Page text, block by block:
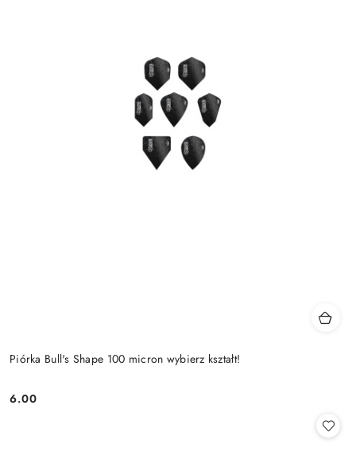
Piórka Bull's Shape 100 micron wybierz kształt!
Cena:
6.00